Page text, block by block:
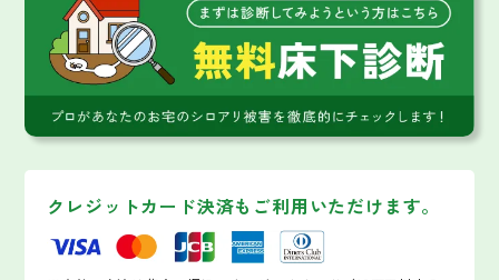
クレジットカード決済もご利用いただけます。